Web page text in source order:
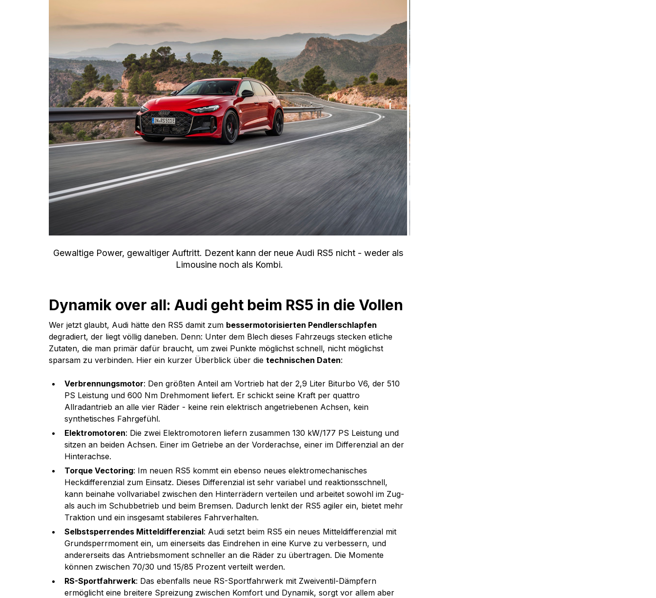
Gewaltige Power, gewaltiger Auftritt. Dezent kann der neue Audi RS5 nicht - weder als
Limousine noch als Kombi.
Dynamik over all: Audi geht beim RS5 in die Vollen
Wer jetzt glaubt, Audi hätte den RS5 damit zum bessermotorisierten Pendlerschlapfen
degradiert, der liegt völlig daneben. Denn: Unter dem Blech dieses Fahrzeugs stecken etliche
Zutaten, die man primär dafür braucht, um zwei Punkte möglichst schnell, nicht möglichst
sparsam zu verbinden. Hier ein kurzer Überblick über die technischen Daten:
Verbrennungsmotor: Den größten Anteil am Vortrieb hat der 2,9 Liter Biturbo V6, der 510
PS Leistung und 600 Nm Drehmoment liefert. Er schickt seine Kraft per quattro
Allradantrieb an alle vier Räder - keine rein elektrisch angetriebenen Achsen, kein
synthetisches Fahrgefühl.
Elektromotoren: Die zwei Elektromotoren liefern zusammen 130 kW/177 PS Leistung und
sitzen an beiden Achsen. Einer im Getriebe an der Vorderachse, einer im Differenzial an der
Hinterachse.
Torque Vectoring: Im neuen RS5 kommt ein ebenso neues elektromechanisches
Heckdifferenzial zum Einsatz. Dieses Differenzial ist sehr variabel und reaktionsschnell,
kann beinahe vollvariabel zwischen den Hinterrädern verteilen und arbeitet sowohl im Zug-
als auch im Schubbetrieb und beim Bremsen. Dadurch lenkt der RS5 agiler ein, bietet mehr
Traktion und ein insgesamt stabileres Fahrverhalten.
Selbstsperrendes Mitteldifferenzial: Audi setzt beim RS5 ein neues Mitteldifferenzial mit
Grundsperrmoment ein, um einerseits das Eindrehen in eine Kurve zu verbessern, und
andererseits das Antriebsmoment schneller an die Räder zu übertragen. Die Momente
können zwischen 70/30 und 15/85 Prozent verteilt werden.
RS-Sportfahrwerk: Das ebenfalls neue RS-Sportfahrwerk mit Zweiventil-Dämpfern
ermöglicht eine breitere Spreizung zwischen Komfort und Dynamik, sorgt vor allem aber